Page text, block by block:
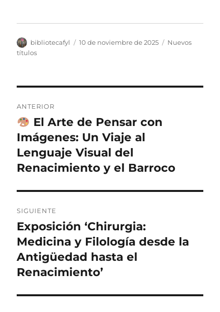
Autor
bibliotecafyl
Publicado
10 de noviembre de 2025 Categorías
Nuevos
títulos
de
entradas
ANTERIOR
Entrada
anterior:
El Arte de Pensar con
Imágenes: Un Viaje al
Lenguaje Visual del
Renacimiento y el Barroco
SIGUIENTE
Entrada
siguiente:
Exposición ‘Chirurgia:
Medicina y Filología desde la
Antigüedad hasta el
Renacimiento’